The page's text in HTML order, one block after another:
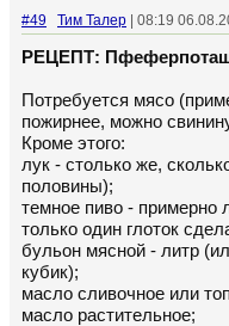
#49 Тим Талер | 08:19
РЕЦЕПТ:
Потребуется мясо
пожирнее, можно
Кроме этого:
лук - столько же,
половины);
темное пиво - примерно
только один глоток
бульон мясной - литр
кубик);
масло сливочное или
масло растительное;